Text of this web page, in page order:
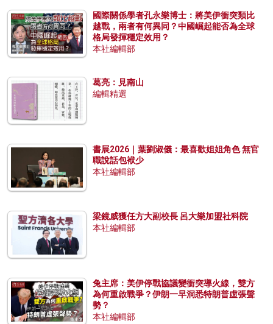
國際關係學者孔永樂博士：將美伊衝突類比
越戰，兩者有何異同？中國崛起能否為全球
格局發揮穩定效用？
本社編輯部
葛亮：見南山
編輯精選
書展2026｜葉劉淑儀：最喜歡姐姐角色 無官
職說話包袱少
本社編輯部
梁鏡威獲任方大副校長 呂大樂加盟社科院
本社編輯部
兔主席：美伊停戰協議變衝突導火線，雙方
為何重啟戰爭？伊朗一早洞悉特朗普虛張聲
勢？
本社編輯部